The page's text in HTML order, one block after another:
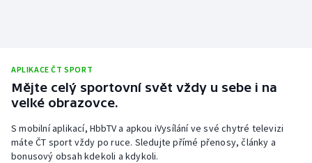
Vodní slalom
Volejbal
Ostatní
APLIKACE ČT SPORT
Mějte celý sportovní svět vždy u sebe i na
velké obrazovce.
S mobilní aplikací, HbbTV a apkou iVysílání ve své chytré televizi
máte ČT sport vždy po ruce. Sledujte přímé přenosy, články a
bonusový obsah kdekoli a kdykoli.